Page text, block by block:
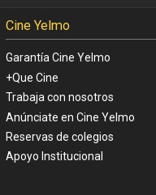
Cine Yelmo
Garantía Cine Yelmo
+Que Cine
Trabaja con nosotros
Anúnciate en Cine Yelmo
Reservas de colegios
Apoyo Institucional